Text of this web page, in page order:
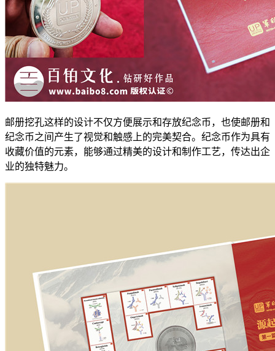
邮册挖孔这样的设计不仅方便展示和存放纪念币，也使邮册和
纪念币之间产生了视觉和触感上的完美契合。纪念币作为具有
收藏价值的元素，能够通过精美的设计和制作工艺，传达出企
业的独特魅力。